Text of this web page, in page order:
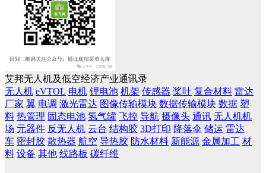
艾邦无人机及低空经济产业通讯录
无人机 eVTOL 电机 锂电池 机架 传感器 桨叶 复合材料 雷达
厂家 翼 电调 激光雷达 图像传输模块 数据传输模块 数据 塑
料 热管理 固态电池 氢气罐 飞控 导航 摄像头 通讯 无人机机
场 元器件 反无人机 云台 结构胶 3D打印 降落伞 储运 雷达
车 密封胶 散热器 航空 导热胶 防水材料 新能源 金属加工 材
料 设备 其他 线路板 碳纤维